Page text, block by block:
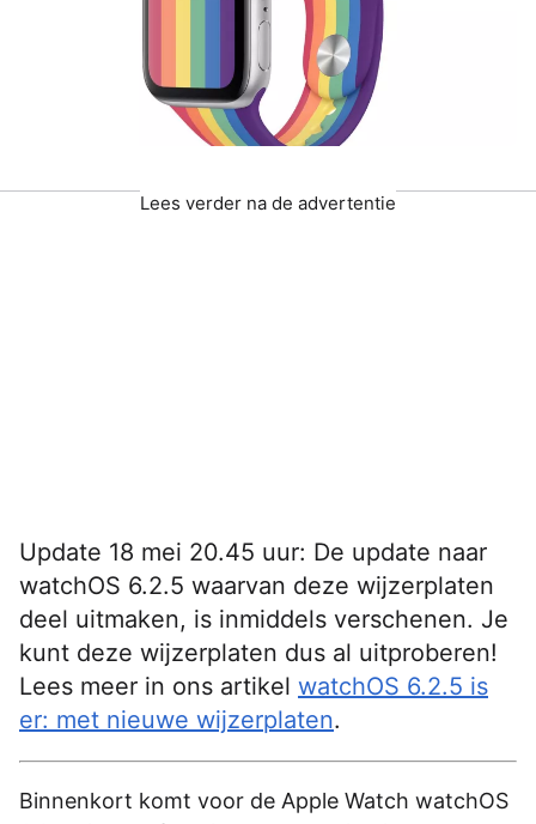
Lees verder na de advertentie
Update 18 mei 20.45 uur: De update naar
watchOS 6.2.5 waarvan deze wijzerplaten
deel uitmaken, is inmiddels verschenen. Je
kunt deze wijzerplaten dus al uitproberen!
Lees meer in ons artikel watchOS 6.2.5 is
er: met nieuwe wijzerplaten.
Binnenkort komt voor de Apple Watch watchOS